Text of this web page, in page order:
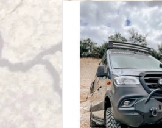
CAtuned Off-Road
treuil pour Sprinter 907/
AJOUTER AU